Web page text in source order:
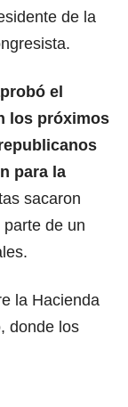
de la
el
los próximos
para la
sacaron
de un
la Hacienda
donde los